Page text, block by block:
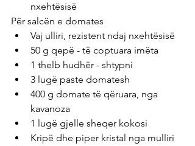
nxehtësisë
Për salcën e domates
Vaj ulliri, rezistent ndaj nxehtësisë
50 g qepë - të coptuara imëta
1 thelb hudhër - shtypni
3 lugë paste domatesh
400 g domate të qëruara, nga
kavanoza
1 lugë gjelle sheqer kokosi
Kripë dhe piper kristal nga mulliri